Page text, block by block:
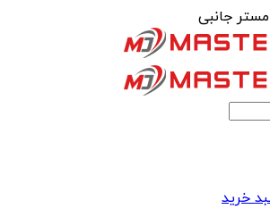
جانبی
خرید